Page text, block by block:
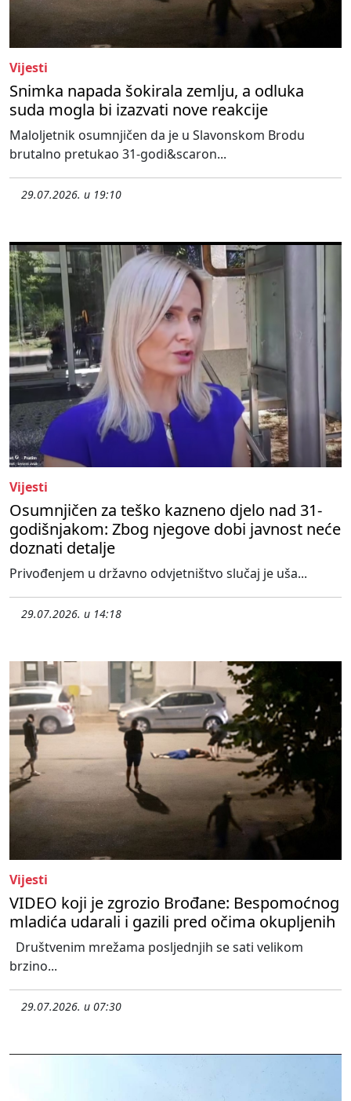
Vijesti
Snimka napada šokirala zemlju, a odluka
suda mogla bi izazvati nove reakcije
Maloljetnik osumnjičen da je u Slavonskom Brodu
brutalno pretukao 31-godi&scaron...
29.07.2026. u 19:10
Vijesti
Osumnjičen za teško kazneno djelo nad 31-
godišnjakom: Zbog njegove dobi javnost neće
doznati detalje
Privođenjem u državno odvjetništvo slučaj je uša...
29.07.2026. u 14:18
Vijesti
VIDEO koji je zgrozio Brođane: Bespomoćnog
mladića udarali i gazili pred očima okupljenih
Društvenim mrežama posljednjih se sati velikom
brzino...
29.07.2026. u 07:30